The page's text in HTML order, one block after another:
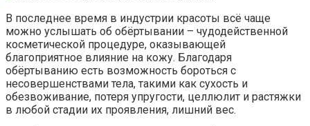
В последнее время в индустрии красоты всё чаще
можно услышать об обёртывании – чудодейственной
косметической процедуре, оказывающей
благоприятное влияние на кожу. Благодаря
обёртыванию есть возможность бороться с
несовершенствами тела, такими как сухость и
обезвоживание, потеря упругости, целлюлит и растяжки
в любой стадии их проявления, лишний вес.